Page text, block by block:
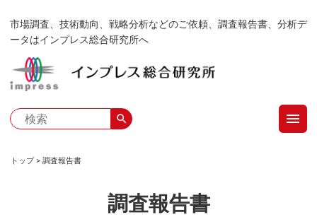
ン
ン
市場調査、技術動向、戦略分析などのご依頼、調査報告書、分析デ
ータはインプレス総合研究所へ
search menu
トップ 調査報告書
調査報告書